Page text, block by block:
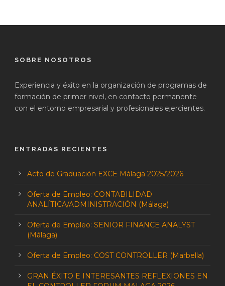
SOBRE NOSOTROS
Experiencia y éxito en la organización de programas de
formación de primer nivel, en contacto permanente
con el entorno empresarial y profesionales ejercientes.
ENTRADAS RECIENTES
Acto de Graduación EXCE Málaga 2025/2026
Oferta de Empleo: CONTABILIDAD
ANALÍTICA/ADMINISTRACIÓN (Málaga)
Oferta de Empleo: SENIOR FINANCE ANALYST
(Málaga)
Oferta de Empleo: COST CONTROLLER (Marbella)
GRAN ÉXITO E INTERESANTES REFLEXIONES EN